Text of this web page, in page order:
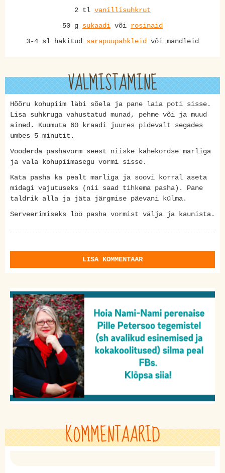
2 tl vanillisuhkrut
50 g sukaadi või rosinaid
3-4 sl hakitud sarapuupähkleid või mandleid
VALMISTAMINE
Hõõru kohupiim läbi sõela ja pane laia poti sisse.
Lisa suhkruga vahustatud munad, pehme või ja muud
ained. Kuumuta 60 kraadi juures pidevalt segades
umbes 5 minutit.
Vooderda pashavorm seest niiske kahekordse marliga
ja vala kohupiimasegu vormi sisse.
Kata pasha ka pealt marliga ja soovi korral aseta
midagi vajutuseks (nii saad tihkema pasha). Pane
taldrik alla ja jäta järgmise päevani külma.
Serveerimiseks löö pasha vormist välja ja kaunista.
LISA KOMMENTAAR
KOMMENTAARID